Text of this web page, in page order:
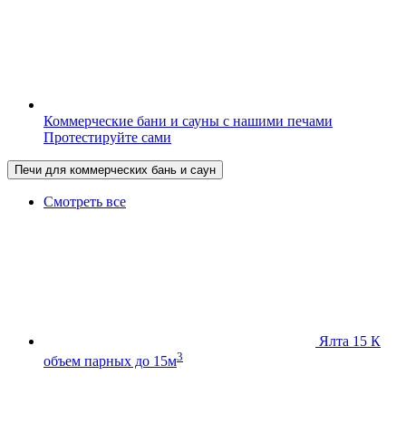
Коммерческие бани и сауны с нашими печами
Протестируйте сами
Печи для коммерческих бань и саун
Смотреть все
Ялта 15 К
объем парных до 15м3